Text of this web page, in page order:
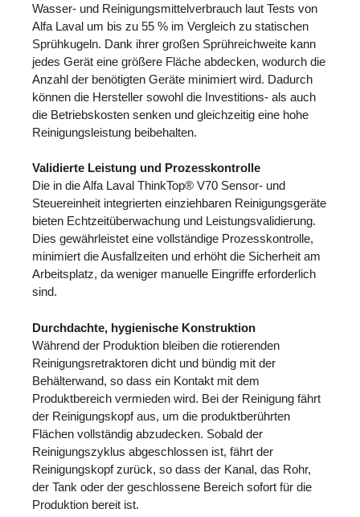
Wasser- und Reinigungsmittelverbrauch laut Tests von
Alfa Laval um bis zu 55 % im Vergleich zu statischen
Sprühkugeln. Dank ihrer großen Sprühreichweite kann
jedes Gerät eine größere Fläche abdecken, wodurch die
Anzahl der benötigten Geräte minimiert wird. Dadurch
können die Hersteller sowohl die Investitions- als auch
die Betriebskosten senken und gleichzeitig eine hohe
Reinigungsleistung beibehalten.
Validierte Leistung und Prozesskontrolle
Die in die Alfa Laval ThinkTop® V70 Sensor- und
Steuereinheit integrierten einziehbaren Reinigungsgeräte
bieten Echtzeitüberwachung und Leistungsvalidierung.
Dies gewährleistet eine vollständige Prozesskontrolle,
minimiert die Ausfallzeiten und erhöht die Sicherheit am
Arbeitsplatz, da weniger manuelle Eingriffe erforderlich
sind.
Durchdachte, hygienische Konstruktion
Während der Produktion bleiben die rotierenden
Reinigungsretraktoren dicht und bündig mit der
Behälterwand, so dass ein Kontakt mit dem
Produktbereich vermieden wird. Bei der Reinigung fährt
der Reinigungskopf aus, um die produktberührten
Flächen vollständig abzudecken. Sobald der
Reinigungszyklus abgeschlossen ist, fährt der
Reinigungskopf zurück, so dass der Kanal, das Rohr,
der Tank oder der geschlossene Bereich sofort für die
Produktion bereit ist.